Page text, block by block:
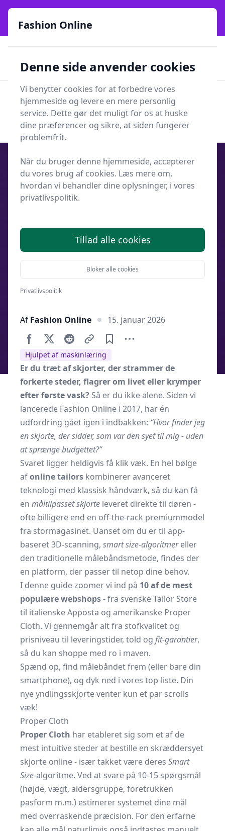
Fashion Online - Din genvej til stil, trends og smarte fund
online siden 2017
Lynhurtig levering ⭐⭐⭐⭐⭐✨981 forskellige produkttyper
Fashion Online
Søg
Udgivet iShopping
Af Fashion Online 15. januar 2026
Hjulpet af maskinlæring
Er du træt af skjorter, der strammer de
forkerte steder, flagrer om livet eller krymper
efter første vask? Så er du ikke alene. Siden vi
lancerede Fashion Online i 2017, har én
udfordring gået igen i indbakken: “Hvor finder jeg
en skjorte, der sidder, som var den syet til mig - uden
at sprænge budgettet?”
Svaret ligger heldigvis få klik væk. En hel bølge
afonline tailors kombinerer avanceret
teknologi med klassisk håndværk, så du kan få
en måltilpasset skjorte leveret direkte til døren -
ofte billigere end en off-the-rack premiummodel
fra stormagasinet. Uanset om du er til app-
baseret 3D-scanning, smart size-algoritmereller
den traditionelle målebåndsmetode, findes der
en platform, der passer til netop dine behov.
I denne guide zoomer vi ind på 10 af de mest
populære webshops- fra svenske Tailor Store
til italienske Apposta og amerikanske Proper
Cloth. Vi gennemgår alt fra stofkvalitet og
prisniveau til leveringstider, told og fit-garantier,
så du kan shoppe med ro i maven.
Spænd op, find målebåndet frem (eller bare din
smartphone), og dyk ned i vores top-liste. Din
nye yndlingsskjorte venter kun et par scrolls
væk!
Proper Cloth
Proper Cloth har etableret sig som et af de
mest intuitive steder at bestille en skræddersyet
skjorte online - især takket være deres Smart
Size-algoritme. Ved at svare på 10-15 spørgsmål
(højde, vægt, aldersgruppe, foretrukken
pasform m.m.) estimerer systemet dine mål
med overraskende præcision. For den erfarne
Fashion Online
Denne side anvender cookies
Vi benytter cookies for at forbedre vores
hjemmeside og levere en mere personlig
service. Dette gør det muligt for os at huske
dine præferencer og sikre, at siden fungerer
problemfrit.
Når du bruger denne hjemmeside, accepterer
du vores brug af cookies. Læs mere om,
hvordan vi behandler dine oplysninger, i vores
privatlivspolitik.
Tillad alle cookies
Bloker alle cookies
Privatlivspolitik